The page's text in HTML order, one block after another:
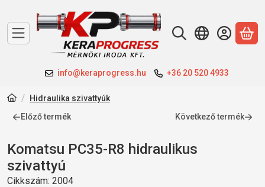
info@keraprogress.hu +36 20 520 4933
A
Hidraulika szivattyúk
Előző termék
Következő termék
Komatsu PC35-R8 hidraulikus
szivattyú
Cikkszám: 2004